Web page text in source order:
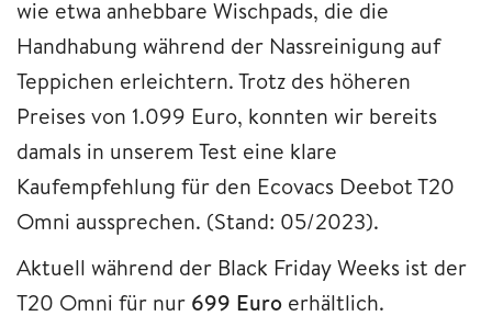
wie etwa anhebbare Wischpads, die die
Handhabung während der Nassreinigung auf
Teppichen erleichtern. Trotz des höheren
Preises von 1.099 Euro, konnten wir bereits
damals in unserem Test eine klare
Kaufempfehlung für den Ecovacs Deebot T20
Omni aussprechen. (Stand: 05/2023).
Aktuell während der Black Friday Weeks ist der
T20 Omni für nur 699 Euro erhältlich.